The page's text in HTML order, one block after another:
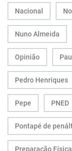
Nacional
Nuno Almeida
Opinião
Pedro Henriques
Pepe PNED
Pontapé de
Preparação Física